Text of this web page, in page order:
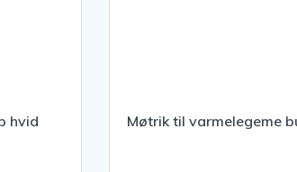
hvid Møtrik til varmelegeme